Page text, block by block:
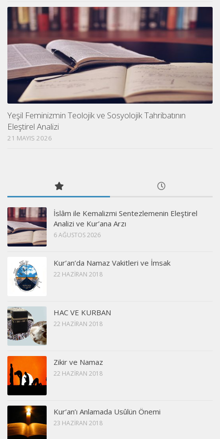
Yeşil Feminizmin Teolojik ve Sosyolojik Tahribatının
Eleştirel Analizi
21 MAYIS 2026
İslâm ile Kemalizmi Sentezlemenin Eleştirel
Analizi ve Kur’ana Arzı
6 AĞUSTOS 2026
Kur’an’da Namaz Vakitleri ve İmsak
22 HAZIRAN 2018
HAC VE KURBAN
22 HAZIRAN 2018
Zikir ve Namaz
22 HAZIRAN 2018
Kur’an’ı Anlamada Usûlün Önemi
23 HAZIRAN 2018